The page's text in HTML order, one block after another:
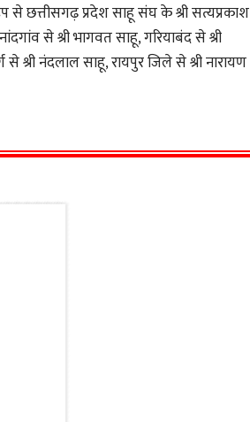
छत्तीसगढ़ प्रदेश साहू संघ के श्री सत्यप्रकाश
से श्री भागवत साहू, गरियाबंद से श्री
श्री नंदलाल साहू, रायपुर जिले से श्री नारायण